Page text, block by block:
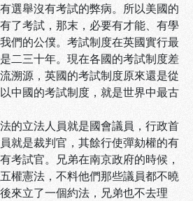
選舉沒有考試的弊病。所以美國的
了考試，那末，必要有才能、有學
們的公僕。考試制度在英國實行最
二三十年。現在各國的考試制度差
溯源，英國的考試制度原來還是從
中國的考試制度，就是世界中最古
的立法人員就是國會議員，行政首
就是裁判官，其餘行使彈劾權的有
考試官。兄弟在南京政府的時候，
權憲法，不料他們那些議員都不曉
來立了一個約法，兄弟也不去理